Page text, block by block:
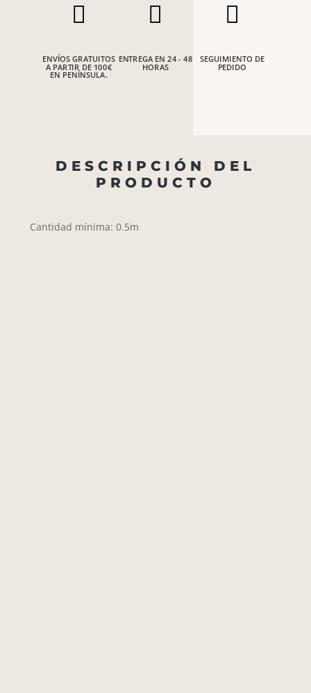

ENVÍOS GRATUITOS
A PARTIR DE 100€
EN PENÍNSULA.

ENTREGA EN 24 - 48
HORAS

SEGUIMIENTO DE
PEDIDO
DESCRIPCIÓN DEL
PRODUCTO
Cantidad mínima: 0.5m